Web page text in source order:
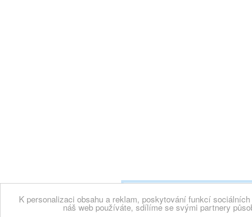
K personalizaci obsahu a reklam, poskytování funkcí
náš web používáte, sdílíme se svými partnery
Copyright 2000 -Wallpaper.cz, všechna práva